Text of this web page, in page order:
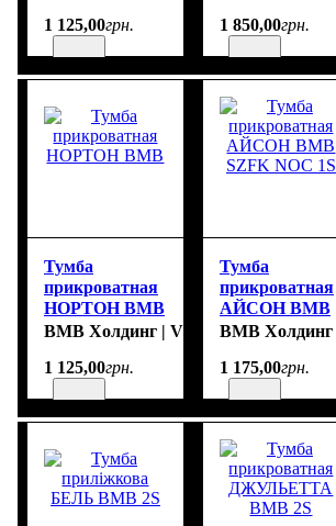
1 125,00грн.
1 850,00грн.
Тумба
прикроватная
НОРТОН ВМВ
ВМВ Холдинг | VMV Holding
1 125,00грн.
Тумба
прикроватная
АЙСОН ВМВ
SZFK NOC 1S
ВМВ Холдинг
1 175,00грн.